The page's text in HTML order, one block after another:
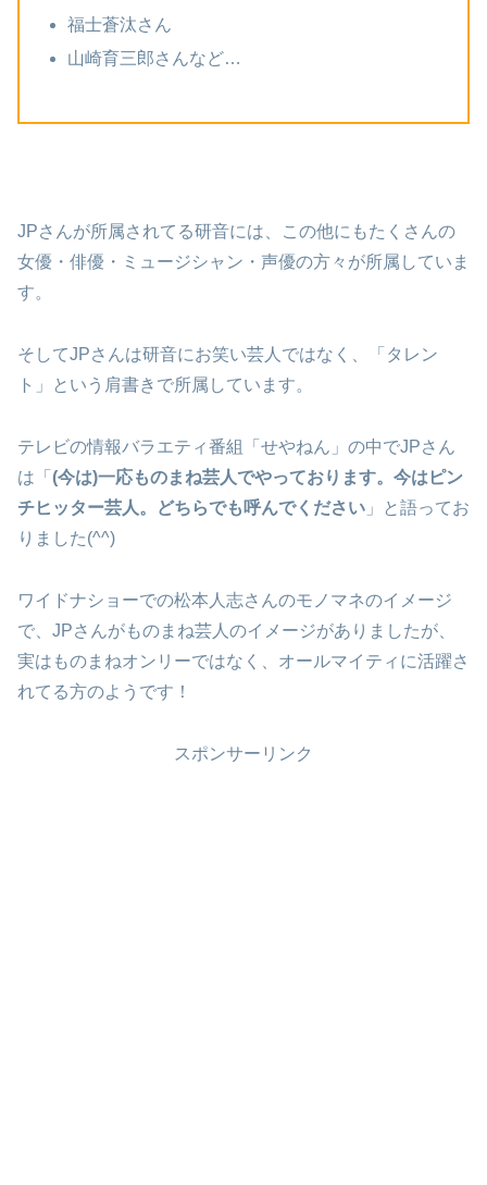
福士蒼汰さん
山崎育三郎さんなど…
JPさんが所属されてる研音には、この他にもたくさんの
女優・俳優・ミュージシャン・声優の方々が所属していま
す。
そしてJPさんは研音にお笑い芸人ではなく、「タレン
ト」という肩書きで所属しています。
テレビの情報バラエティ番組「せやねん」の中でJPさん
は「 (今は)一応ものまね芸人でやっております。今はピン
チヒッター芸人。どちらでも呼んでください 」と語ってお
りました(^^)
ワイドナショーでの松本人志さんのモノマネのイメージ
で、JPさんがものまね芸人のイメージがありましたが、
実はものまねオンリーではなく、オールマイティに活躍さ
れてる方のようです！
スポンサーリンク